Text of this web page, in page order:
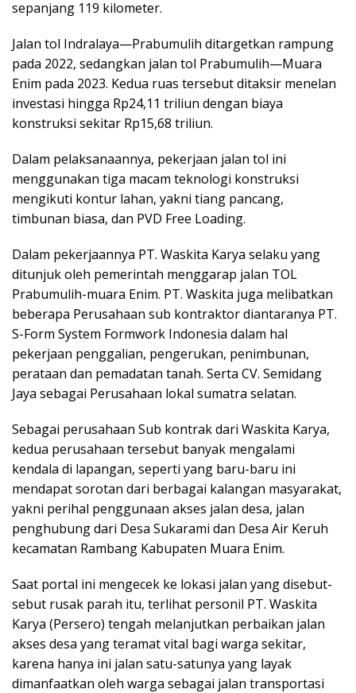
sepanjang 119 kilometer.
Jalan tol Indralaya—Prabumulih ditargetkan rampung
pada 2022, sedangkan jalan tol Prabumulih—Muara
Enim pada 2023. Kedua ruas tersebut ditaksir menelan
investasi hingga Rp24,11 triliun dengan biaya
konstruksi sekitar Rp15,68 triliun.
Dalam pelaksanaannya, pekerjaan jalan tol ini
menggunakan tiga macam teknologi konstruksi
mengikuti kontur lahan, yakni tiang pancang,
timbunan biasa, dan PVD Free Loading.
Dalam pekerjaannya PT. Waskita Karya selaku yang
ditunjuk oleh pemerintah menggarap jalan TOL
Prabumulih-muara Enim. PT. Waskita juga melibatkan
beberapa Perusahaan sub kontraktor diantaranya PT.
S-Form System Formwork Indonesia dalam hal
pekerjaan penggalian, pengerukan, penimbunan,
perataan dan pemadatan tanah. Serta CV. Semidang
Jaya sebagai Perusahaan lokal sumatra selatan.
Sebagai perusahaan Sub kontrak dari Waskita Karya,
kedua perusahaan tersebut banyak mengalami
kendala di lapangan, seperti yang baru-baru ini
mendapat sorotan dari berbagai kalangan masyarakat,
yakni perihal penggunaan akses jalan desa, jalan
penghubung dari Desa Sukarami dan Desa Air Keruh
kecamatan Rambang Kabupaten Muara Enim.
Saat portal ini mengecek ke lokasi jalan yang disebut-
sebut rusak parah itu, terlihat personil PT. Waskita
Karya (Persero) tengah melanjutkan perbaikan jalan
akses desa yang teramat vital bagi warga sekitar,
karena hanya ini jalan satu-satunya yang layak
dimanfaatkan oleh warga sebagai jalan transportasi